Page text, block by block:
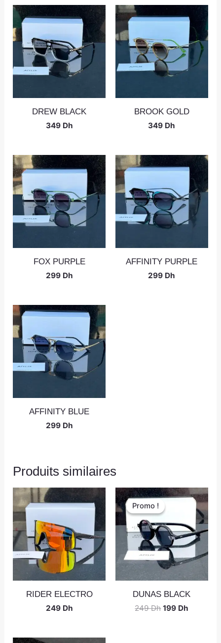
DREW BLACK
349 Dh
BROOK GOLD
349 Dh
FOX PURPLE
299 Dh
AFFINITY PURPLE
299 Dh
AFFINITY BLUE
299 Dh
Produits similaires
RIDER ELECTRO
249 Dh
Promo !
Promo !
DUNAS BLACK
249Dh 199 Dh